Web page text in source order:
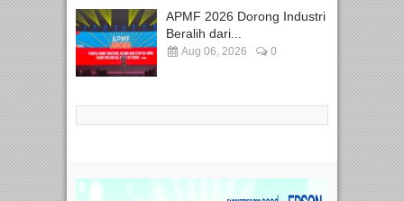
APMF 2026 Dorong Industri
Beralih dari...
Aug 06, 2026 0